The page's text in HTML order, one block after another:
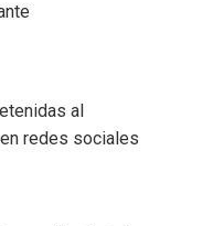
al
redes sociales